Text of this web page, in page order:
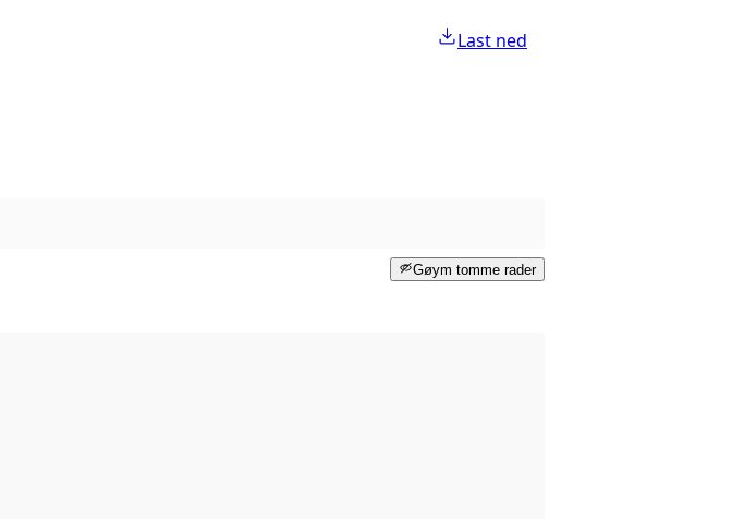
Last ned
Gøym tomme rader